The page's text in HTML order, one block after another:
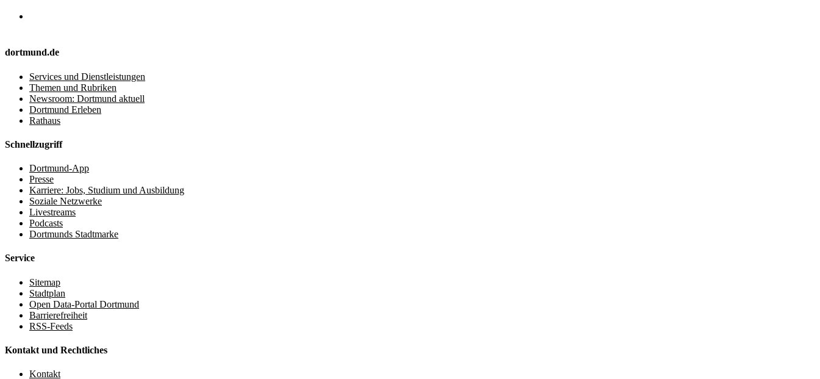
dortmund.de
Services und Dienstleistungen
Themen und Rubriken
Newsroom: Dortmund aktuell
Dortmund Erleben
Rathaus
Schnellzugriff
Dortmund-App
Presse
Karriere: Jobs, Studium und Ausbildung
Soziale Netzwerke
Livestreams
Podcasts
Dortmunds Stadtmarke
Service
Sitemap
Stadtplan
Open Data-Portal Dortmund
Barrierefreiheit
RSS-Feeds
Kontakt und Rechtliches
Kontakt